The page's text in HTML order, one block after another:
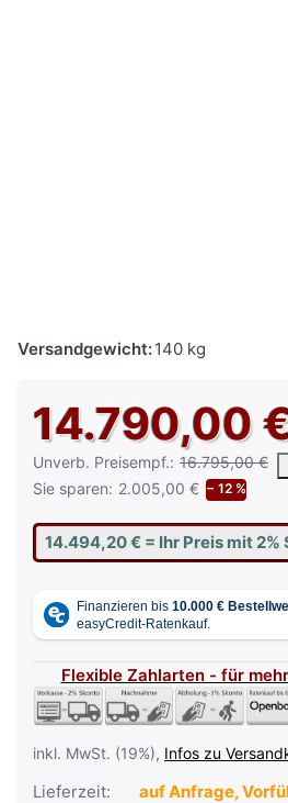
Versandgewicht:140 kg
14.790,00
Unverb. Preisempf.: 16.795,00 €
Die UVP ist der vorgeschlagene
Sie sparen: 2.005,00 € − 12 %
14.494,20 € = Ihr Preis mit
Flexible Zahlarten - für
inkl. MwSt. (19%), Infos zu
Lieferzeit:
auf Anfrage,